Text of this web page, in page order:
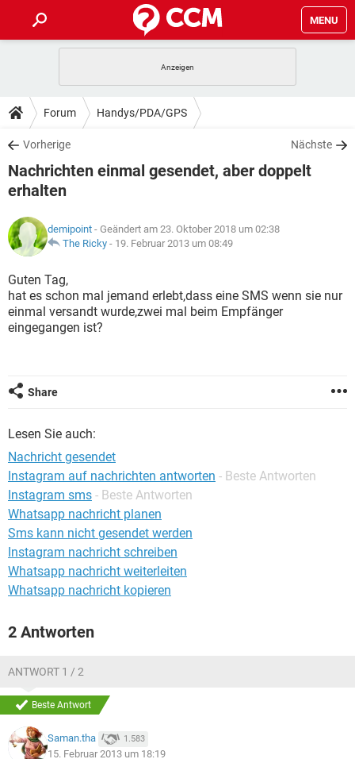
MENU
ANDROID IOS
WINDOWS 10
WHATSAPP TIKTOK
FACEBOOK
TIPPS & TRICKS
SPIELE STREAMING
WINDOWS 10
FACEBOOK HARDWARE
DOWNLOADS
SPIELE STREAMING
ANDROID
WINDOWS 10 INSTAGRAM
WHATSAPP
FACEBOOK
FORUM
ANDROID IOS
WHATSAPP TIKTOK
FACEBOOK HARDWARE
LEXIKON
SPIELE
ANDROID
WINDOWS 10 INSTAGRAM
WHATSAPP
Forum Handys/PDA/GPS
Vorherige Nächste
Nachrichten einmal gesendet, aber doppelt
erhalten
demipoint - Geändert am 23. Oktober 2018 um 02:38
The Ricky - 19. Februar 2013 um 08:49
Guten Tag,
hat es schon mal jemand erlebt,dass eine SMS wenn sie nur
einmal versandt wurde,zwei mal beim Empfänger
eingegangen ist?
Share
Lesen Sie auch:
Nachricht gesendet
Instagram auf nachrichten antworten - Beste Antworten
Instagram sms - Beste Antworten
Whatsapp nachricht planen
Sms kann nicht gesendet werden
Instagram nachricht schreiben
Whatsapp nachricht weiterleiten
Whatsapp nachricht kopieren
2 Antworten
ANTWORT 1 / 2
Beste Antwort
Saman.tha 1.583
15. Februar 2013 um 18:19